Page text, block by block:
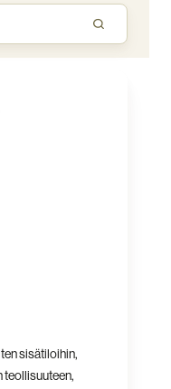
sisätiloihin,
teollisuuteen,